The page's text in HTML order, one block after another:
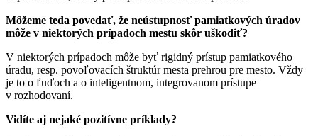
Môžeme teda povedať, že neústupnosť pamiatkových úradov
môže v niektorých prípadoch mestu skôr uškodiť?
V niektorých prípadoch môže byť rigidný prístup pamiatkového
úradu, resp. povoľovacích štruktúr mesta prehrou pre mesto. Vždy
je to o ľuďoch a o inteligentnom, integrovanom prístupe
v rozhodovaní.
Vidíte aj nejaké pozitívne príklady?